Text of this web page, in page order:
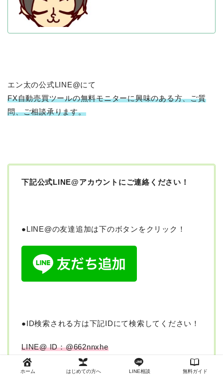
エン太の公式LINE@にて
FX自動売買ツールの無料モニターに興味のある方、ご質
問、ご相談承ります。
下記公式LINE@アカウントにご連絡ください！
●LINE@の友達追加は下のボタンをクリック！
●ID検索される方は下記IDにて検索してください！
LINE@ ID：@662nnxhe
ホーム はじめての方へ LINE相談 無料ガイド